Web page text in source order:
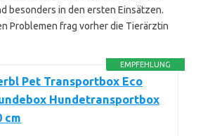
besonders in den ersten Einsätzen.
Problemen frag vorher die Tierärztin
EMPFEHLUNG
Pet Transportbox Eco
Hundetransportbox
cm